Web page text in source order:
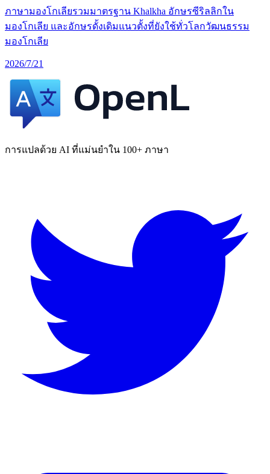
ภาษามองโกเลียรวมมาตรฐาน Khalkha อักษรซีริลลิกใน
มองโกเลีย และอักษรดั้งเดิมแนวตั้งที่ยังใช้ทั่วโลกวัฒนธรรม
มองโกเลีย
2026/7/21
การแปลด้วย AI ที่แม่นยำใน 100+ ภาษา